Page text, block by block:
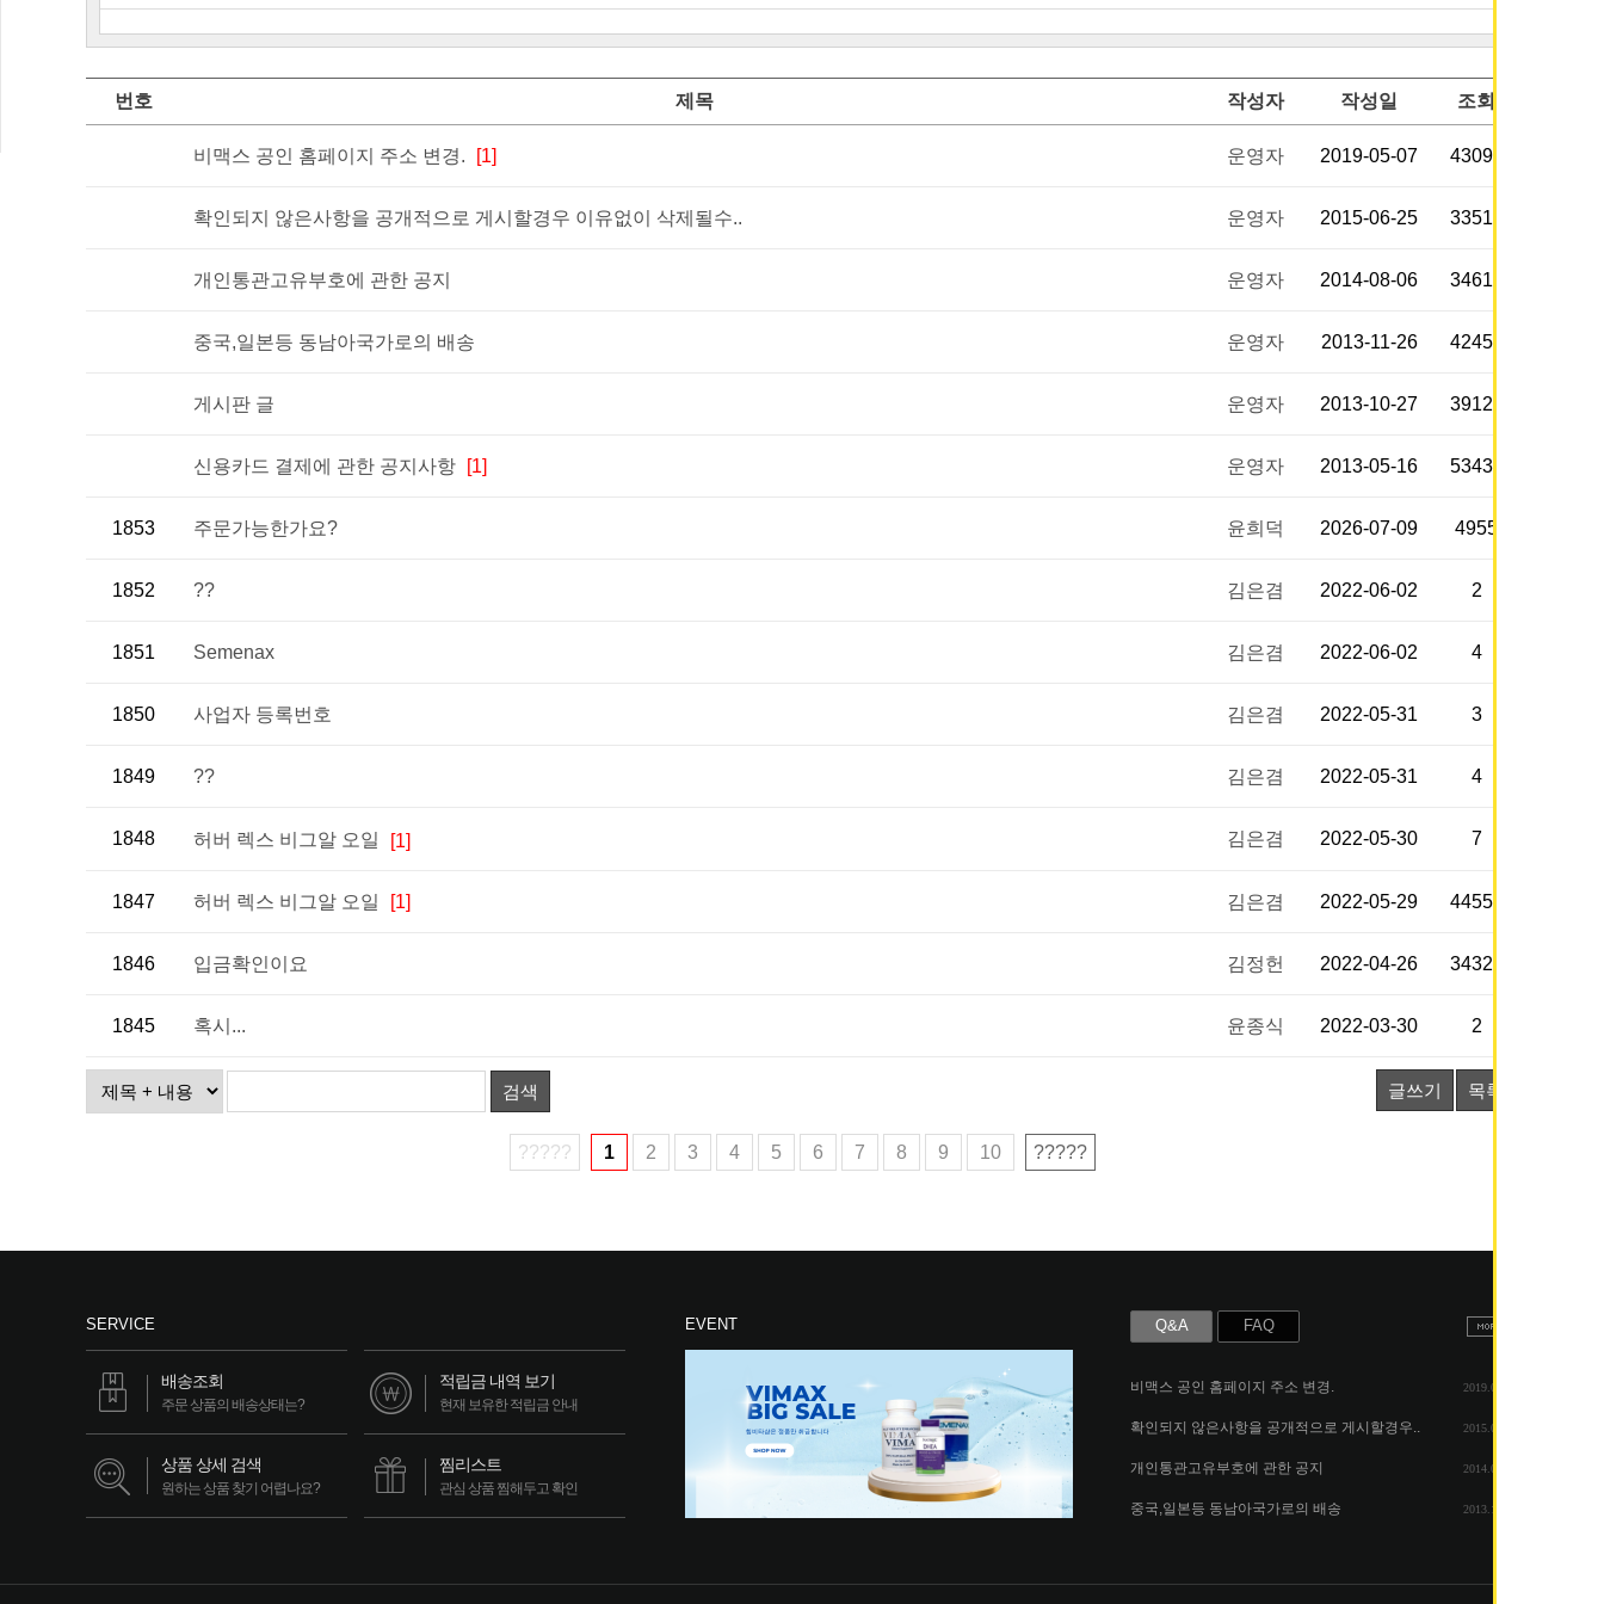
번호 제목 작성자 작성일 조회
비맥스 공인 홈페이지 주소 변경. [1] 운영자 2019-05-07 43095
확인되지 않은사항을 공개적으로 게시할경우 이유없이 삭제될수.. 운영자 2015-06-25 33518
개인통관고유부호에 관한 공지 운영자 2014-08-06 34614
중국,일본등 동남아국가로의 배송 운영자 2013-11-26 42451
게시판 글 운영자 2013-10-27 39129
신용카드 결제에 관한 공지사항 [1] 운영자 2013-05-16 53430
1853 주문가능한가요? 윤희덕 2026-07-09 4955
1852 ?? 김은겸 2022-06-02 2
1851 Semenax 김은겸 2022-06-02 4
1850 사업자 등록번호 김은겸 2022-05-31 3
1849 ?? 김은겸 2022-05-31 4
1848 허버 렉스 비그알 오일 [1] 김은겸 2022-05-30 7
1847 허버 렉스 비그알 오일 [1] 김은겸 2022-05-29 44556
1846 입금확인이요 김정헌 2022-04-26 34325
1845 혹시... 윤종식 2022-03-30 2
검색 글쓰기 목록
????? 1 2 3 4 5 6 7 8 9 10 ?????
SERVICE
배송조회
주문 상품의 배송상태는?
적립금 내역 보기
현재 보유한 적립금 안내
상품 상세 검색
원하는 상품 찾기 어렵나요?
찜리스트
관심 상품 찜해두고 확인
EVENT Q&A FAQ
비맥스 공인 홈페이지 주소 변경. 2019.05.07
확인되지 않은사항을 공개적으로 게시할경우.. 2015.06.25
개인통관고유부호에 관한 공지 2014.08.06
중국,일본등 동남아국가로의 배송 2013.11.26